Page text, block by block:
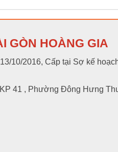
Bộ
GÒN HOÀNG GIA
10/2016, Cấp tại Sợ kế
41 , Phường Đông Hưng